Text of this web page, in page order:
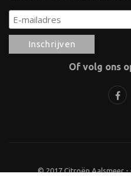
Of volg ons
© 2017 Citroën Aalsmeer